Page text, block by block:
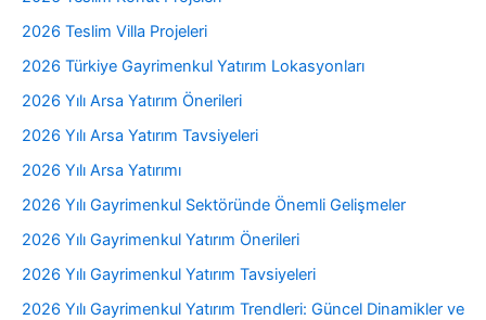
2026 Teslim Villa Projeleri
2026 Türkiye Gayrimenkul Yatırım Lokasyonları
2026 Yılı Arsa Yatırım Önerileri
2026 Yılı Arsa Yatırım Tavsiyeleri
2026 Yılı Arsa Yatırımı
2026 Yılı Gayrimenkul Sektöründe Önemli Gelişmeler
2026 Yılı Gayrimenkul Yatırım Önerileri
2026 Yılı Gayrimenkul Yatırım Tavsiyeleri
2026 Yılı Gayrimenkul Yatırım Trendleri: Güncel Dinamikler ve